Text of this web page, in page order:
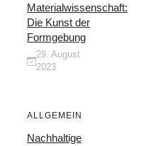
Materialwissenschaft:
Die Kunst der
Formgebung
29. August
2023
ALLGEMEIN
Nachhaltige